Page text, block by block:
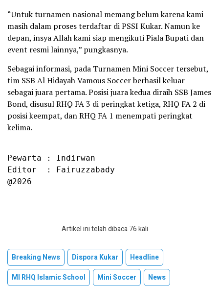
“Untuk turnamen nasional memang belum karena kami
masih dalam proses terdaftar di PSSI Kukar. Namun ke
depan, insya Allah kami siap mengikuti Piala Bupati dan
event resmi lainnya,” pungkasnya.
Sebagai informasi, pada Turnamen Mini Soccer tersebut,
tim SSB Al Hidayah Vamous Soccer berhasil keluar
sebagai juara pertama. Posisi juara kedua diraih SSB James
Bond, disusul RHQ FA 3 di peringkat ketiga, RHQ FA 2 di
posisi keempat, dan RHQ FA 1 menempati peringkat
kelima.
Pewarta : Indirwan
Editor  : Fairuzzabady
@2026
Artikel ini telah dibaca 76 kali
Breaking News Dispora Kukar
Headline
MI RHQ Islamic School
Mini Soccer
News